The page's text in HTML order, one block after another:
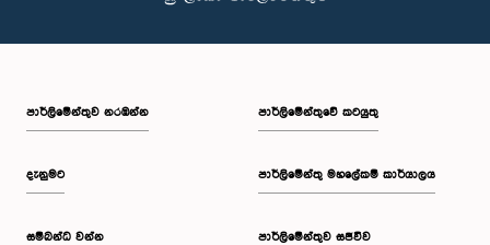
පාර්ලි‌මේන්තුව නරඹන්න
දැනුමට
සම්බන්ධ වන්න
පාර්ලිමේන්තුවේ කටයුතු
පාර්ලිමේන්තු මහලේකම් කාර්යාලය
පාර්ලිමේන්තුව සජීවීව